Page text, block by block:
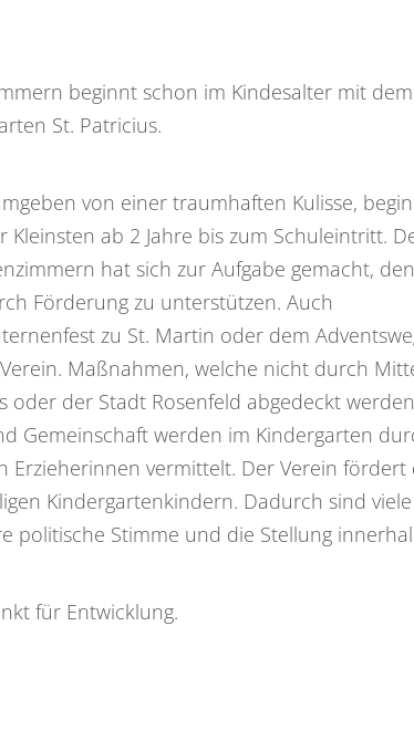
beginnt schon im Kindesalter mit dem
St. Patricius.
von einer traumhaften Kulisse,
ab 2 Jahre bis zum Schuleintritt.
hat sich zur Aufgabe gemacht, den
Förderung zu unterstützen. Auch
zu St. Martin oder dem
Maßnahmen, welche nicht durch
oder der Stadt Rosenfeld abgedeckt
Gemeinschaft werden im Kindergarten
Erzieherinnen vermittelt. Der Verein
Kindergartenkindern. Dadurch sind
politische Stimme und die Stellung
für Entwicklung.